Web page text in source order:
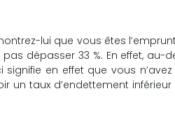
lui que vous êtes
dépasser 33 %. En effet, au-
en effet que vous
taux d’endettement inférieur